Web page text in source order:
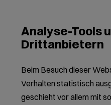
Analyse-Tools
Drittanbietern
Beim Besuch dieser
Verhalten statistisch
geschieht vor allem mit